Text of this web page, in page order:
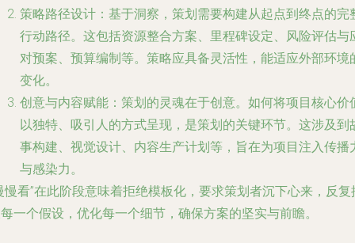
策略路径设计 ：基于洞察，策划需要构建从起点到终点的完
行动路径。这包括资源整合方案、里程碑设定、风险评估与
对预案、预算编制等。策略应具备灵活性，能适应外部环境
变化。
创意与内容赋能 ：策划的灵魂在于创意。如何将项目核心价
以独特、吸引人的方式呈现，是策划的关键环节。这涉及到
事构建、视觉设计、内容生产计划等，旨在为项目注入传播
与感染力。
慢看”在此阶段意味着拒绝模板化，要求策划者沉下心来，反复
一个假设，优化每一个细节，确保方案的坚实与前瞻。